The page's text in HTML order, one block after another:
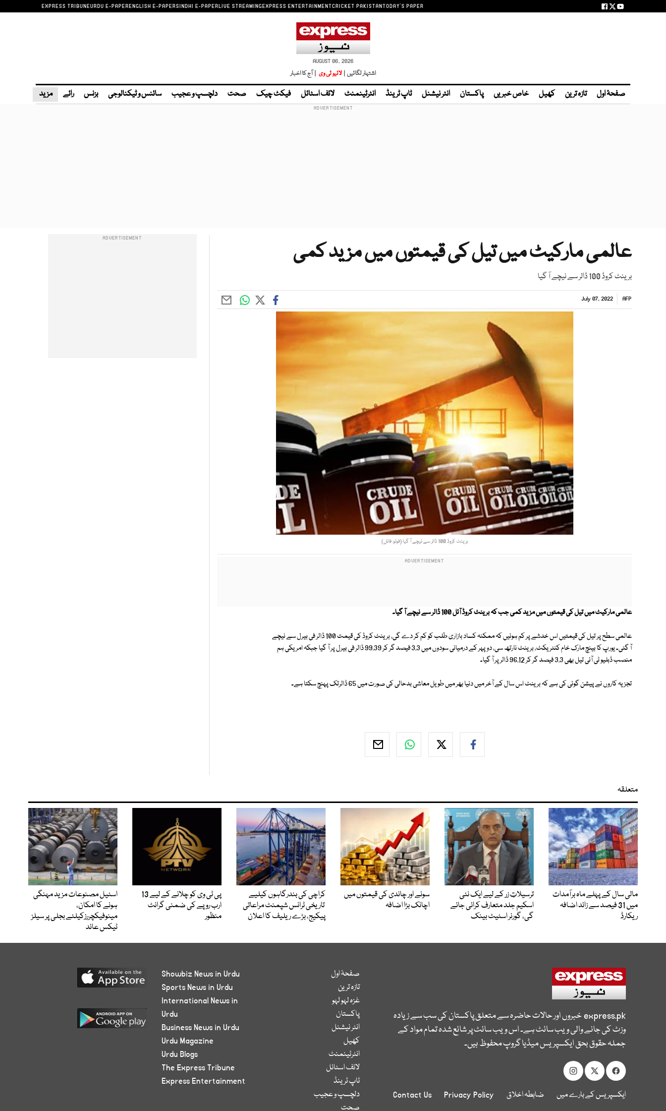
EXPRESS TRIBUNEURDU E-PAPERENGLISH E-PAPERSINDHI E-PAPERLIVE STREAMINGEXPRESS ENTERTAINMENTCRICKET PAKISTANTODAY'S PAPER
AUGUST 06, 2026
اشتہار لگائیں | لائیو ٹی وی | آج کا اخبار
صفحۂ اول تازہ ترین کھیل خاص خبریں پاکستان انٹر نیشنل ٹاپ ٹرینڈ انٹرٹینمنٹ لائف اسٹائل فیکٹ چیک صحت دلچسپ و عجیب سائنس و ٹیکنالوجی بزنس رائے مزید
عالمی مارکیٹ میں تیل کی قیمتوں میں مزید کمی
برینٹ کروڈ 100 ڈالر سے نیچے آ گیا
AFP
July 07, 2022
برینٹ کروڈ 100 ڈالر سے نیچے آ گیا (فوٹو: فائل)
عالمی مارکیٹ میں تیل کی قیمتوں میں مزید کمی جب کہ برینٹ کروڈ آئل 100 ڈالر سے نیچے آ گیا۔
عالمی سطح پر تیل کی قیمتیں اس خدشے پر کم ہوئیں کہ ممکنہ کساد بازاری طلب کو کم کر دے گی، برینٹ کروڈ کی قیمت 100 ڈالر فی بیرل سے نیچے
آ گئی۔ یورپ کا بینچ مارک خام کنٹریکٹ، برینٹ نارتھ سی، دوپہر کے درمیانی سودوں میں 3.3 فیصد گر کر 99.39 ڈالر فی بیرل پر آ گیا جبکہ امریکی ہم
منصب ڈبلیو ٹی آئی تیل بھی 3.3 فیصد گر کر 96.12 ڈالر پر آ گیا۔
تجزیہ کاروں نے پیشن گوئی کی ہے کہ برینٹ اس سال کے آخر میں دنیا بھر میں طویل معاشی بدحالی کی صورت میں 65 ڈالرتک پہنچ سکتا ہے۔
متعلقہ
مالی سال کے پہلے ماہ برآمدات
میں 31 فیصد سے زائد اضافہ
ریکارڈ
ترسیلاتِ زر کے لیے ایک نئی
اسکیم جلد متعارف کرائی جائے
گی، گورنر اسٹیٹ بینک
سونے اور چاندی کی قیمتوں میں
اچانک بڑا اضافہ
کراچی کی بندرگاہوں کیلیے
تاریخی ٹرانس شپمنٹ مراعاتی
پیکیج، بڑے ریلیف کا اعلان
پی ٹی وی کو چلانے کے لیے 13
ارب روپے کی ضمنی گرانٹ
منظور
اسٹیل مصنوعات مزید مہنگی
ہونے کا امکان،
مینوفیکچررزکیلئے بجلی پر سیلز
ٹیکس عائد
express.pkخبروں اور حالات حاضرہ سے متعلق پاکستان کی سب سے زیادہ
وزٹ کی جانے والی ویب سائٹ ہے۔ اس ویب سائٹ پر شائع شدہ تمام مواد کے
جملہ حقوق بحق ایکسپریس میڈیا گروپ محفوظ ہیں۔
ایکسپریس کے بارے میں ضابطہ اخلاق Privacy Policy
Contact Us
صفحۂ اول
تازہ ترین
غزہ لہو لہو
پاکستان
انٹر نیشنل
کھیل
انٹرٹینمنٹ
لائف اسٹائل
ٹاپ ٹرینڈ
دلچسپ و عجیب
صحت
Showbiz News in Urdu
Sports News in Urdu
International News in
Urdu
Business News in Urdu
Urdu Magazine
Urdu Blogs
The Express Tribune
Express Entertainment